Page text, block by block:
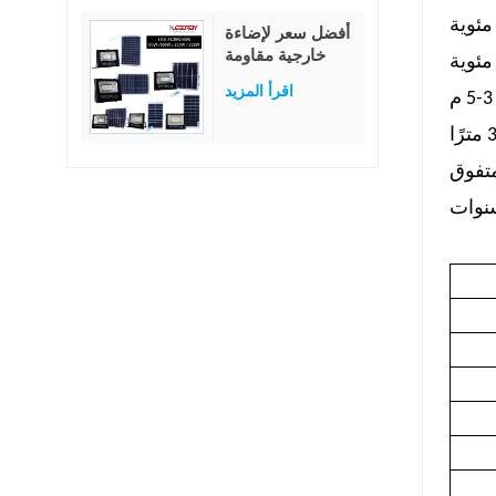
وات
أفضل سعر لإضاءة
خارجية مقاومة
25 وات و40 و60
اقرأ المزيد